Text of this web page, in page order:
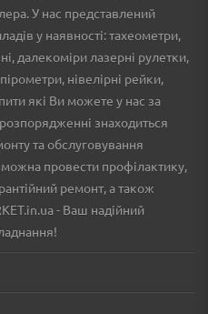
У нас представлений
у наявності: тахеометри,
далекоміри лазерні рулетки,
нівелірні рейки,
які Ви можете у нас за
знаходиться
та обслуговування
провести профілактику,
ремонт, а також
- Ваш надійний